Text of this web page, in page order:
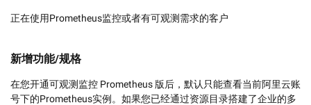
正在使用Prometheus监控或者有可观测需求的客户
新增功能/规格
在您开通可观测监控 Prometheus 版后，默认只能查看当前阿里云账
号下的Prometheus实例。如果您已经通过资源目录搭建了企业的多